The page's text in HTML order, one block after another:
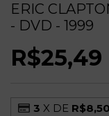
ERIC
- DVD - 1999
R$25,49
3 X DE R$8,50